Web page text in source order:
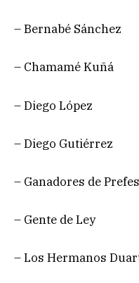
– Bernabé Sánchez
– Chamamé Kuñá
– Diego López
– Diego Gutiérrez
– Ganadores de
– Gente de Ley
– Los Hermanos